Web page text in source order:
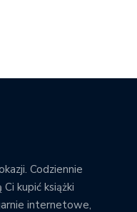
Codziennie
kupić książki
internetowe,